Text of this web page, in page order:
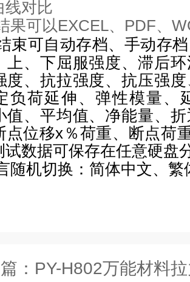
线对比
果可以EXCEL、 PDF、
束可自动存档、手动存
上、下屈服强度、滞后
度、抗拉强度、抗压强
负荷延伸、弹性模量、
值、平均值、净能量、
点位移x ％荷重、断点荷
试数据可保存在任意硬盘
随机切换：简体中文、繁
： PY-H802万能材料